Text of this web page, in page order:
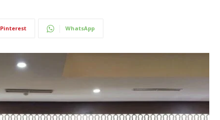
Pinterest WhatsApp